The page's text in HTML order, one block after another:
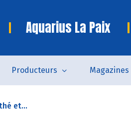
Aquarius La Paix
Producteurs Magazines
et...